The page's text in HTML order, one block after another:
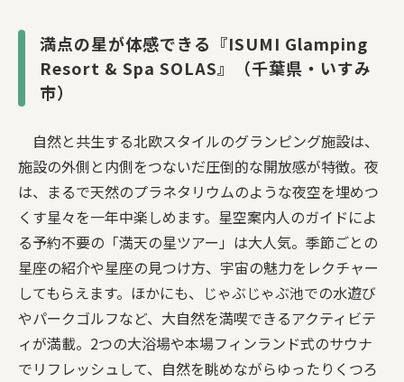
満点の星が体感できる『ISUMI Glamping
Resort & Spa SOLAS』（千葉県・いすみ
市）
自然と共生する北欧スタイルのグランピング施設は、
施設の外側と内側をつないだ圧倒的な開放感が特徴。夜
は、まるで天然のプラネタリウムのような夜空を埋めつ
くす星々を一年中楽しめます。星空案内人のガイドによ
る予約不要の「満天の星ツアー」は大人気。季節ごとの
星座の紹介や星座の見つけ方、宇宙の魅力をレクチャー
してもらえます。ほかにも、じゃぶじゃぶ池での水遊び
やパークゴルフなど、大自然を満喫できるアクティビテ
ィが満載。2つの大浴場や本場フィンランド式のサウナ
でリフレッシュして、自然を眺めながらゆったりくつろ